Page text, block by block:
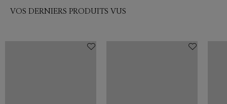
VOS DERNIERS PRODUITS VUS